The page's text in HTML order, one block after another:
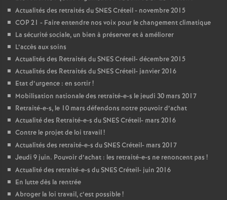
Actualités des retraités duSNESCréteil - novembre 2015
COP21 - Faire entendre nos voix pour le changement climatique
La sécurité sociale, un bien à préserver et à améliorer
L’accès aux soins
Actualités des Retraités duSNESCréteil- décembre 2015
Actualités des Retraités duSNESCréteil- janvier 2016
Etat d’urgence : en sortir!
Mobilisation nationale des retraité-e-s le jeudi 30 mars 2017
Retraité-e-s, le 10 mars défendons notre pouvoir d’achat
Actualité des Retraité-e-s duSNESCréteil- mars 2016
Contre le projet de loi travail!
Actualités des retraité-e-s duSNESCréteil- mars 2017
Jeudi 9 juin. Pouvoir d’achat : les retraité-e-s ne renoncent pas !
Actualité des retraité-e-s duSNESCréteil- juin 2016
En lutte dès la rentrée
Abroger la loi travail, c’est possible!